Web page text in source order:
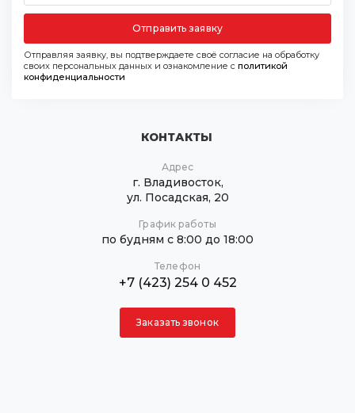
Отправить заявку
Отправляя заявку, вы подтверждаете своё согласие на обработку
своих персональных данных и ознакомление с политикой
конфиденциальности
КОНТАКТЫ
Адрес
г. Владивосток,
ул. Посадская, 20
График работы
по будням с 8:00 до 18:00
Телефон
+7 (423) 254 0 452
Заказать звонок